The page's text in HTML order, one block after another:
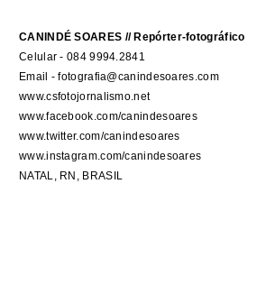
CANINDÉ SOARES // Repórter-fotográfico
Celular - 084 9994.2841
Email - fotografia@canindesoares.com
www.csfotojornalismo.net
www.facebook.com/canindesoares
www.twitter.com/canindesoares
www.instagram.com/canindesoares
NATAL, RN, BRASIL